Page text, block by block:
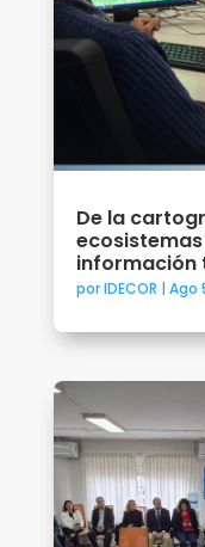
De la
información
porIDECOR | Ago